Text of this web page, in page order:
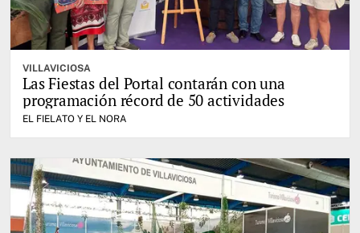
VILLAVICIOSA
Las Fiestas del Portal contarán con una
programación récord de 50 actividades
EL FIELATO Y EL NORA